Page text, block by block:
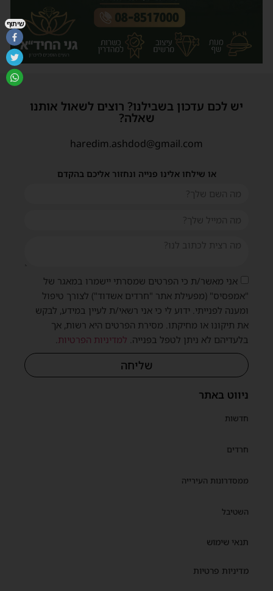
ניווט באתר
חדשות
חרדים
ממסדרונות העירייה
השטיבל
תנאי שימוש
מדיניות פרטיות
יש לכם עדכון בשבילנו? רוצים לשאול אותנו
שאלה?
haredim.ashdod@gmail.com
או שילחו אלינו פנייה ונחזור אליכם בהקדם
אני מאשר/ת כי הפרטים שמסרתי יישמרו במאגר של
"אמפסיס" (מפעילת אתר "חרדים אשדוד") לצורך טיפול
ומענה לפנייתי. ידוע לי כי אני רשאי/ת לעיין במידע, לבקש
את תיקונו או מחיקתו. מסירת הפרטים היא רשות, אך
בלעדיהם לא ניתן לטפל בפנייה. למדיניות הפרטיות.
שליחה
שיתוף